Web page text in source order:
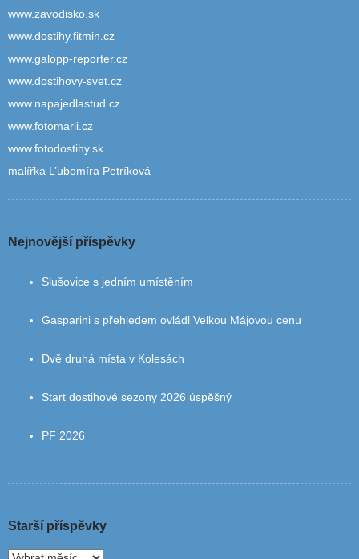
www.zavodisko.sk
www.dostihy.fitmin.cz
www.galopp-reporter.cz
www.dostihovy-svet.cz
www.napajedlastud.cz
www.fotomarii.cz
www.fotodostihy.sk
malířka L’ubomíra Petríková
Nejnovější příspěvky
Slušovice s jedním umístěním
Gasparini s přehledem ovládl Velkou Májovou cenu
Dvě druhá místa v Kolesách
Start dostihové sezony 2026 úspěšný
PF 2026
Starší příspěvky